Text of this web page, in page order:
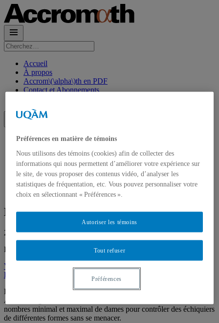
Rechercher :
Accueil
À propos
Accrom\(\alpha\)th en PDF
Contact et Abonnements
Accueil
Accrom\(\alpha\)th en PDF
Contact et Abonnements
Abonnement à l’infolettre
Éditorial : vol. 17.2, été-automne 2022
22 septembre 2022
Par
Volume 17.2 - été-automne 2022
Éditorial
Dans un article intituléDes dames sur d’étranges échiquiers
Alexis Langlois-Rémillard et Charles Senécal s’intéressent aux
nombres minimal et maximal de dames pour contrôler des échiquiers
de différentes formes sans se menacer.
Préférences en matière de témoins
Nous utilisons des témoins (cookies) afin de collecter des
informations qui nous permettent d’améliorer votre expérience sur
le site, de vous proposer des contenus vidéo, d’analyser les
statistiques de fréquentation, etc. Vous pouvez personnaliser votre
choix en sélectionnant « Préférences ».
Tout refuser
Autoriser les témoins
Préférences